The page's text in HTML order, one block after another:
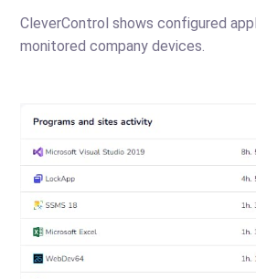
CleverControl shows configured
monitored company devices.